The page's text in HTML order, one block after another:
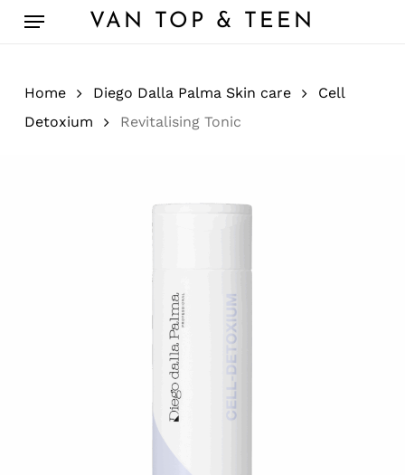
VAN TOP & TEEN
Menu
Home Diego Dalla Palma Skin care
Cell
Detoxium
Revitalising Tonic